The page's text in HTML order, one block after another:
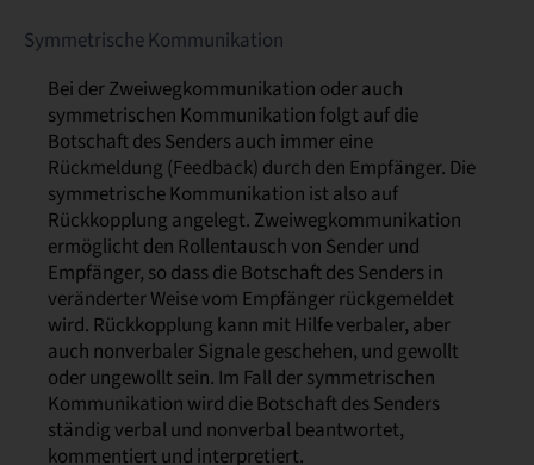
Symmetrische Kommunikation
Bei der Zweiwegkommunikation oder auch
symmetrischen Kommunikation folgt auf die
Botschaft des Senders auch immer eine
Rückmeldung (Feedback) durch den Empfänger. Die
symmetrische Kommunikation ist also auf
Rückkopplung angelegt. Zweiwegkommunikation
ermöglicht den Rollentausch von Sender und
Empfänger, so dass die Botschaft des Senders in
veränderter Weise vom Empfänger rückgemeldet
wird. Rückkopplung kann mit Hilfe verbaler, aber
auch nonverbaler Signale geschehen, und gewollt
oder ungewollt sein. Im Fall der symmetrischen
Kommunikation wird die Botschaft des Senders
ständig verbal und nonverbal beantwortet,
kommentiert und interpretiert.